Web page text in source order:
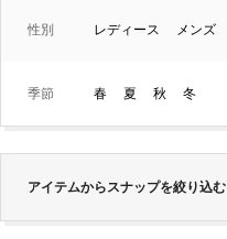
性別 レディース メンズ
季節 春 夏 秋 冬
アイテムからスナップを絞り込む